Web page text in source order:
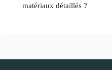
matériaux détaillés ?